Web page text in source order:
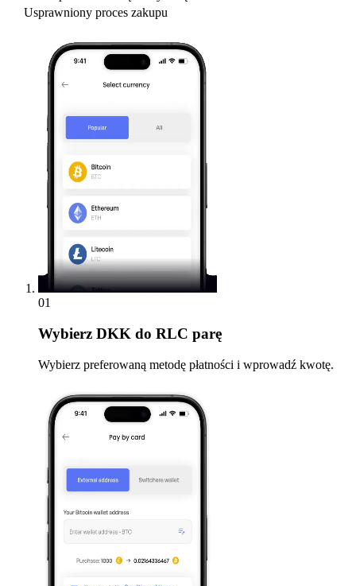
Usprawniony proces zakupu
01
Wybierz DKK do RLC parę
Wybierz preferowaną metodę płatności i wprowadź kwotę.